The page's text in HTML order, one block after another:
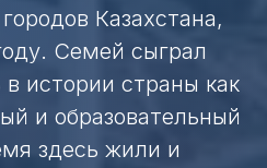
Казахстана,
Семей сыграл
истории страны как
и образовательный
здесь жили и